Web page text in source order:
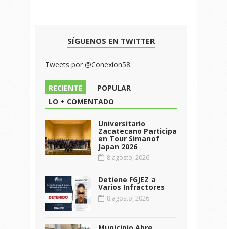
SÍGUENOS EN TWITTER
Tweets por @Conexion58
RECIENTE
POPULAR
LO + COMENTADO
Universitario
Zacatecano Participa
en Tour Simanof
Japan 2026
8 agosto, 2026
Detiene FGJEZ a
Varios Infractores
8 agosto, 2026